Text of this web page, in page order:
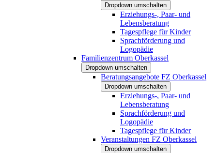
Dropdown umschalten
Erziehungs-, Paar- und
Lebensberatung
Tagespflege für Kinder
Sprachförderung und
Logopädie
Familienzentrum Oberkassel
Dropdown umschalten
Beratungsangebote FZ Oberkassel
Dropdown umschalten
Erziehungs-, Paar- und
Lebensberatung
Sprachförderung und
Logopädie
Tagespflege für Kinder
Veranstaltungen FZ Oberkassel
Dropdown umschalten